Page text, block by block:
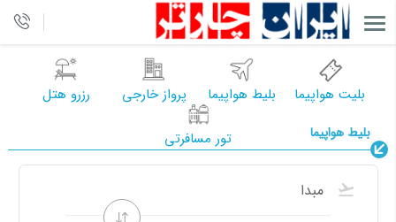
بلیت هواپیما بلیط هواپیما پرواز خارجی رزرو هتل
تور مسافرتی بلیط هواپیما